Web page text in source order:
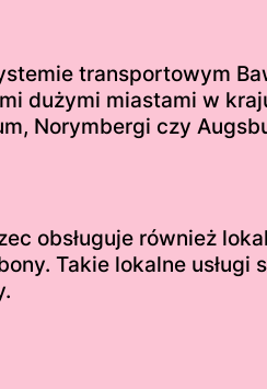
transportowym
dużymi miastami w
Norymbergi czy
obsługuje również
Takie lokalne